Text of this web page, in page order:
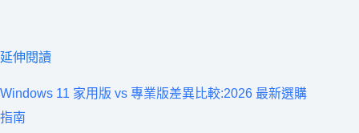
延伸閱讀
Windows 11 家用版 vs 專業版差異比較:2026 最新選購
指南